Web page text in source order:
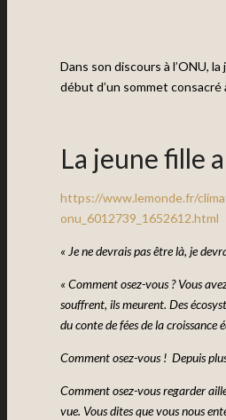
Dans son discours à l’ONU,
début d’un sommet
La jeune fille
https://www.lemonde.fr/
onu_6012739_1652612.html
« Je ne devrais pas être là, je
« Comment osez-vous ? Vous
souffrent, ils meurent. Des
du conte de fées de la croissance
Comment osez-vous ! Depuis
Comment osez-vous regarder
vue. Vous dites que vous nous